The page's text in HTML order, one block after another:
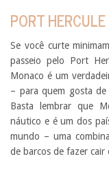
PORT HERCULE
Se você curte
passeio pelo Port
Monaco é um
– para quem gosta
Basta lembrar que
náutico e é um dos
mundo – uma
de barcos de fazer cair